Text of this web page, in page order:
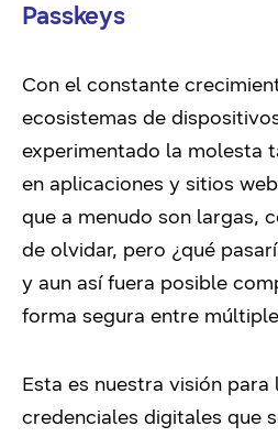
Passkeys
Con el constante
ecosistemas de
experimentado la molesta
en aplicaciones y sitios
que a menudo son largas,
de olvidar, pero ¿qué
y aun así fuera posible
forma segura entre
Esta es nuestra visión para
credenciales digitales que